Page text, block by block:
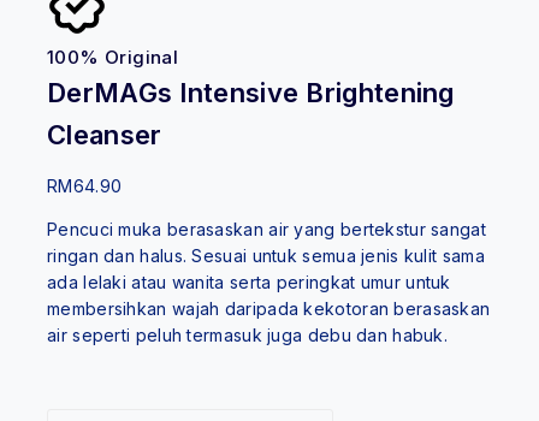
100% Original
DerMAGs Intensive Brightening
Cleanser
RM64.90
Pencuci muka berasaskan air yang bertekstur sangat
ringan dan halus. Sesuai untuk semua jenis kulit sama
ada lelaki atau wanita serta peringkat umur untuk
membersihkan wajah daripada kekotoran berasaskan
air seperti peluh termasuk juga debu dan habuk.